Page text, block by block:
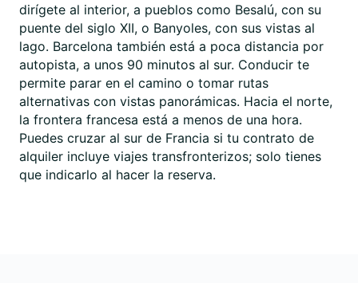
dirígete al interior, a pueblos como Besalú, con su
puente del siglo XII, o Banyoles, con sus vistas al
lago. Barcelona también está a poca distancia por
autopista, a unos 90 minutos al sur. Conducir te
permite parar en el camino o tomar rutas
alternativas con vistas panorámicas. Hacia el norte,
la frontera francesa está a menos de una hora.
Puedes cruzar al sur de Francia si tu contrato de
alquiler incluye viajes transfronterizos; solo tienes
que indicarlo al hacer la reserva.